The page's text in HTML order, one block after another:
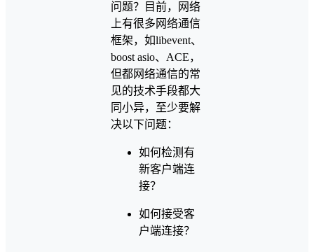
问题？目前，网络
上有很多网络通信
框架，如libevent、
boost asio、ACE，
但都网络通信的常
见的技术手段都大
同小异，至少要解
决以下问题：
如何检测有
新客户端连
接？
如何接受客
户端连接？